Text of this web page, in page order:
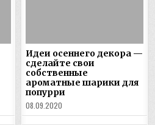
Идеи осеннего декора —
сделайте свои
собственные
ароматные шарики для
попурри
08.09.2020